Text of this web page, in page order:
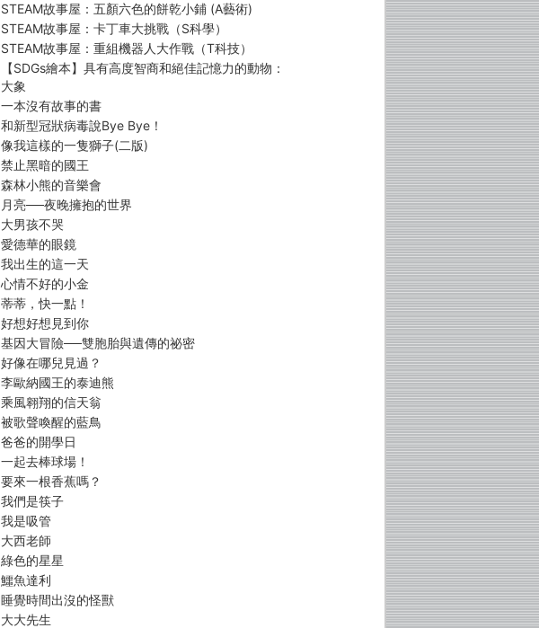
STEAM故事屋：五顏六色的餅乾小鋪 (A藝術)
STEAM故事屋：卡丁車大挑戰（S科學）
STEAM故事屋：重組機器人大作戰（T科技）
【SDGs繪本】具有高度智商和絕佳記憶力的動物：
大象
一本沒有故事的書
和新型冠狀病毒說Bye Bye！
像我這樣的一隻獅子(二版)
禁止黑暗的國王
森林小熊的音樂會
月亮──夜晚擁抱的世界
大男孩不哭
愛德華的眼鏡
我出生的這一天
心情不好的小金
蒂蒂，快一點！
好想好想見到你
基因大冒險──雙胞胎與遺傳的祕密
好像在哪兒見過？
李歐納國王的泰迪熊
乘風翱翔的信天翁
被歌聲喚醒的藍鳥
爸爸的開學日
一起去棒球場！
要來一根香蕉嗎？
我們是筷子
我是吸管
大西老師
綠色的星星
鱷魚達利
睡覺時間出沒的怪獸
大大先生